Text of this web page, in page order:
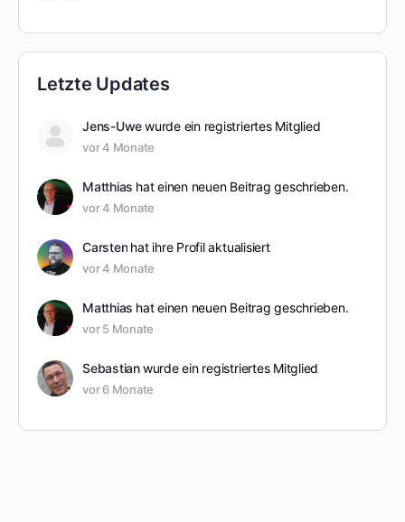
Letzte Updates
Jens-Uwewurde ein registriertes Mitglied
vor 4 Monate
Matthias hat einen neuen Beitrag geschrieben.
vor 4 Monate
Carsten hat ihre Profil aktualisiert
vor 4 Monate
Matthias hat einen neuen Beitrag geschrieben.
vor 5 Monate
Sebastianwurde ein registriertes Mitglied
vor 6 Monate